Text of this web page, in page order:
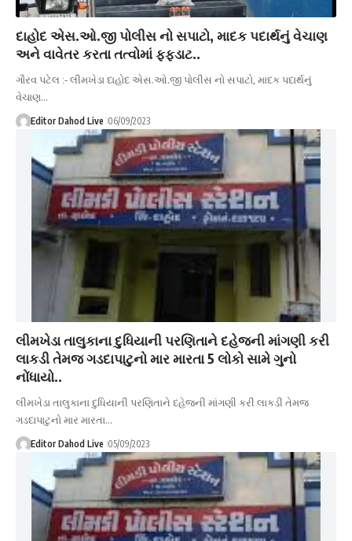
દાહોદ એસ.ઓ.જી પોલીસ નો સપાટો, માદક પદાર્થનું વેચાણ
અને વાવેતર કરતા તત્વોમાં ફફડાટ..
ગૌરવ પટેલ :- લીમખેડા દાહોદ એસ.ઓ.જી પોલીસ નો સપાટો, માદક પદાર્થનું
વેચાણ…
Editor Dahod Live 06/09/2023
લીમખેડા તાલુકાના દુધિયાની પરણિતાને દહેજની માંગણી કરી
લાકડી તેમજ ગડદાપાટુનો માર મારતા 5 લોકો સામે ગુનો
નોંધાયો..
લીમખેડા તાલુકાના દુધિયાની પરણિતાને દહેજની માંગણી કરી લાકડી તેમજ
ગડદાપાટુનો માર મારતા…
Editor Dahod Live 05/09/2023